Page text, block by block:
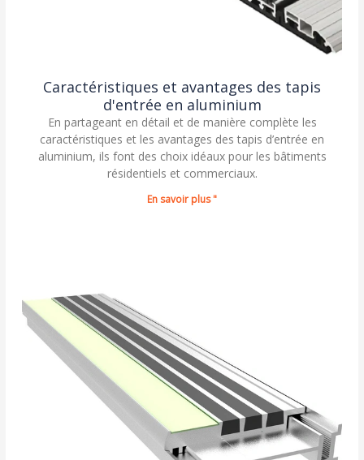
Caractéristiques et avantages des tapis
d'entrée en aluminium
En partageant en détail et de manière complète les
caractéristiques et les avantages des tapis d’entrée en
aluminium, ils font des choix idéaux pour les bâtiments
résidentiels et commerciaux.
En savoir plus "